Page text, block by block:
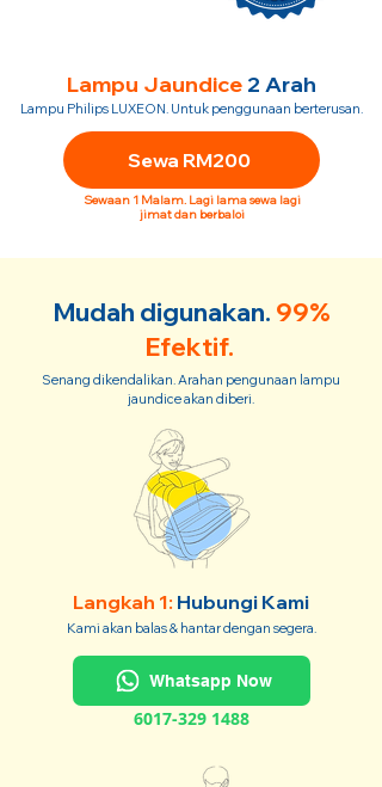
Lampu Jaundice 2 Arah
Lampu Philips LUXEON. Untuk penggunaan berterusan.
Sewa RM200
Sewaan 1 Malam. Lagi lama sewa lagi
jimat dan berbaloi
Mudah digunakan. 99%
Efektif.
Senang dikendalikan. Arahan pengunaan lampu
jaundice akan diberi.
Langkah 1: Hubungi Kami
Kami akan balas & hantar dengan segera.
Whatsapp Now
6017-329 1488